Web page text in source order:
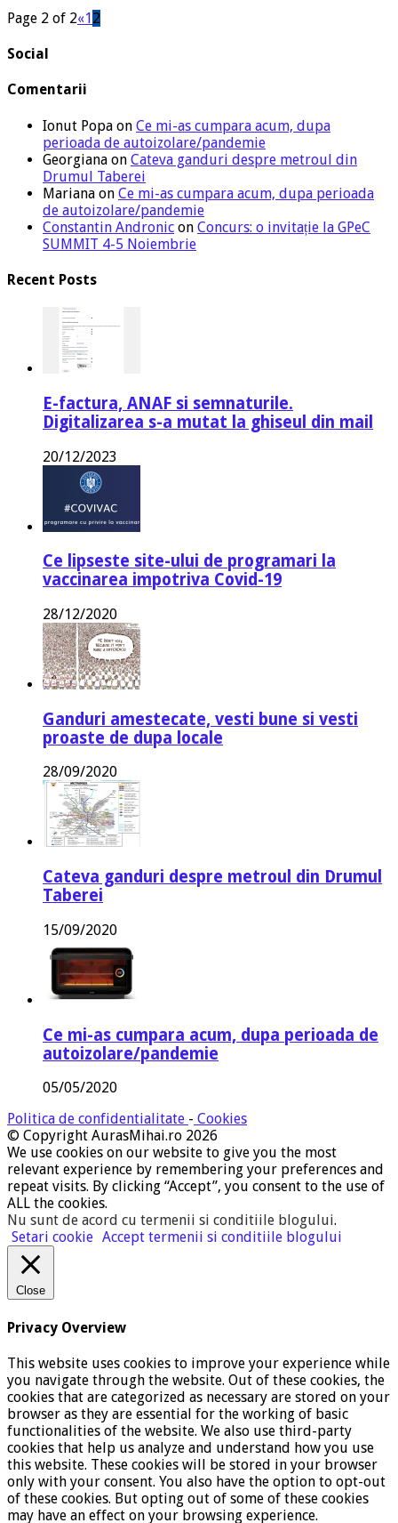
Page 2 of 2«12
Social
Comentarii
Ionut Popa on Ce mi-as cumpara acum, dupa
perioada de autoizolare/pandemie
Georgiana on Cateva ganduri despre metroul din
Drumul Taberei
Mariana on Ce mi-as cumpara acum, dupa perioada
de autoizolare/pandemie
Constantin Andronic on Concurs: o invitație la GPeC
SUMMIT 4-5 Noiembrie
Recent Posts
E-factura, ANAF si semnaturile.
Digitalizarea s-a mutat la ghiseul din mail
20/12/2023
Ce lipseste site-ului de programari la
vaccinarea impotriva Covid-19
28/12/2020
Ganduri amestecate, vesti bune si vesti
proaste de dupa locale
28/09/2020
Cateva ganduri despre metroul din Drumul
Taberei
15/09/2020
Ce mi-as cumpara acum, dupa perioada de
autoizolare/pandemie
05/05/2020
Politica de confidentialitate - Cookies
© Copyright AurasMihai.ro 2026
We use cookies on our website to give you the most
relevant experience by remembering your preferences and
repeat visits. By clicking “Accept”, you consent to the use of
ALL the cookies.
Nu sunt de acord cu termenii si conditiile blogului.
Setari cookie Accept termenii si conditiile blogului
Close
Privacy Overview
This website uses cookies to improve your experience while
you navigate through the website. Out of these cookies, the
cookies that are categorized as necessary are stored on your
browser as they are essential for the working of basic
functionalities of the website. We also use third-party
cookies that help us analyze and understand how you use
this website. These cookies will be stored in your browser
only with your consent. You also have the option to opt-out
of these cookies. But opting out of some of these cookies
may have an effect on your browsing experience.